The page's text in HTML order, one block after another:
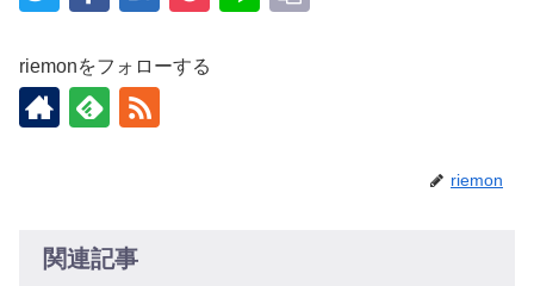
riemonをフォローする
riemon
関連記事